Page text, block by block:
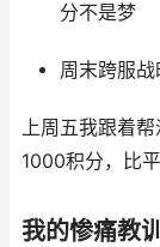
分不是梦
周末跨服
上周五我跟着
1000积分，比
我的惨痛教训